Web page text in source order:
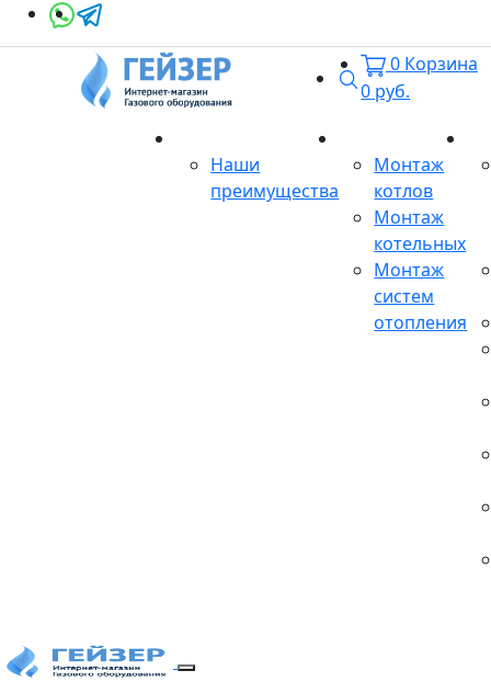
Поиск
0 Корзина
0 руб.
Наши
преимущества
Монтаж
котлов
Монтаж
котельных
Монтаж
систем
отопления